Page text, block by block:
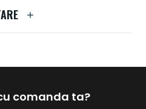
comanda ta?